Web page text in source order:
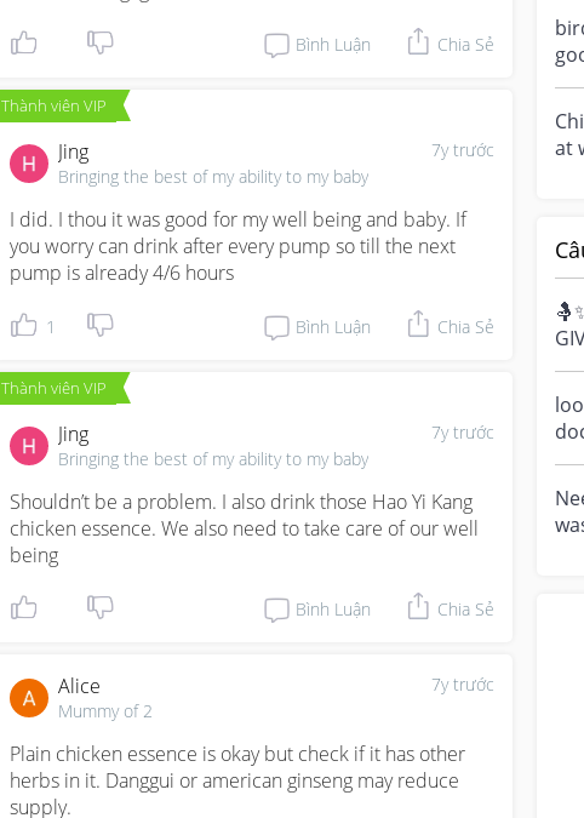
Bình Luận Chia Sẻ
Thành viên VIP
7y trước
Jing
Bringing the best of my ability to my baby
I did. I thou it was good for my well being and baby. If
you worry can drink after every pump so till the next
pump is already 4/6 hours
1 Bình Luận Chia Sẻ
Thành viên VIP
7y trước
Jing
Bringing the best of my ability to my baby
Shouldn’t be a problem. I also drink those Hao Yi Kang
chicken essence. We also need to take care of our well
being
Bình Luận Chia Sẻ
7y trước
Alice
Mummy of 2
Plain chicken essence is okay but check if it has other
herbs in it. Danggui or american ginseng may reduce
supply.
m...
at
a